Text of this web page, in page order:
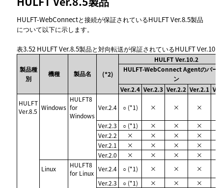
HULFT-WebConnectと接続が保証されているHULFT Ver.8.5製品
について以下に示します。
表3.52 HULFT Ver.8.5製品と対向転送が保証されているHULFT
製品種
別
機種 製品名 (*2)
HULFT Ver.10.2
HULFT-WebConnect Agentのバー
ン
Ver.2.4 Ver.2.3 Ver.2.2 Ver.2.1
HULFT
Ver.8.5 Windows
HULFT8
for
Windows
Ver.2.4 ○ (*1) × × ×
Ver.2.3 ○ (*1) × × ×
Ver.2.2
× × × ×
Ver.2.1
× × × ×
Ver.2.0
× × × ×
Linux
HULFT8
for Linux
Ver.2.4 ○ (*1) × × ×
Ver.2.3
○ (*1) × × ×